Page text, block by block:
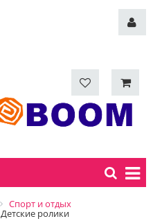
Спорт и отдых
Детские ролики